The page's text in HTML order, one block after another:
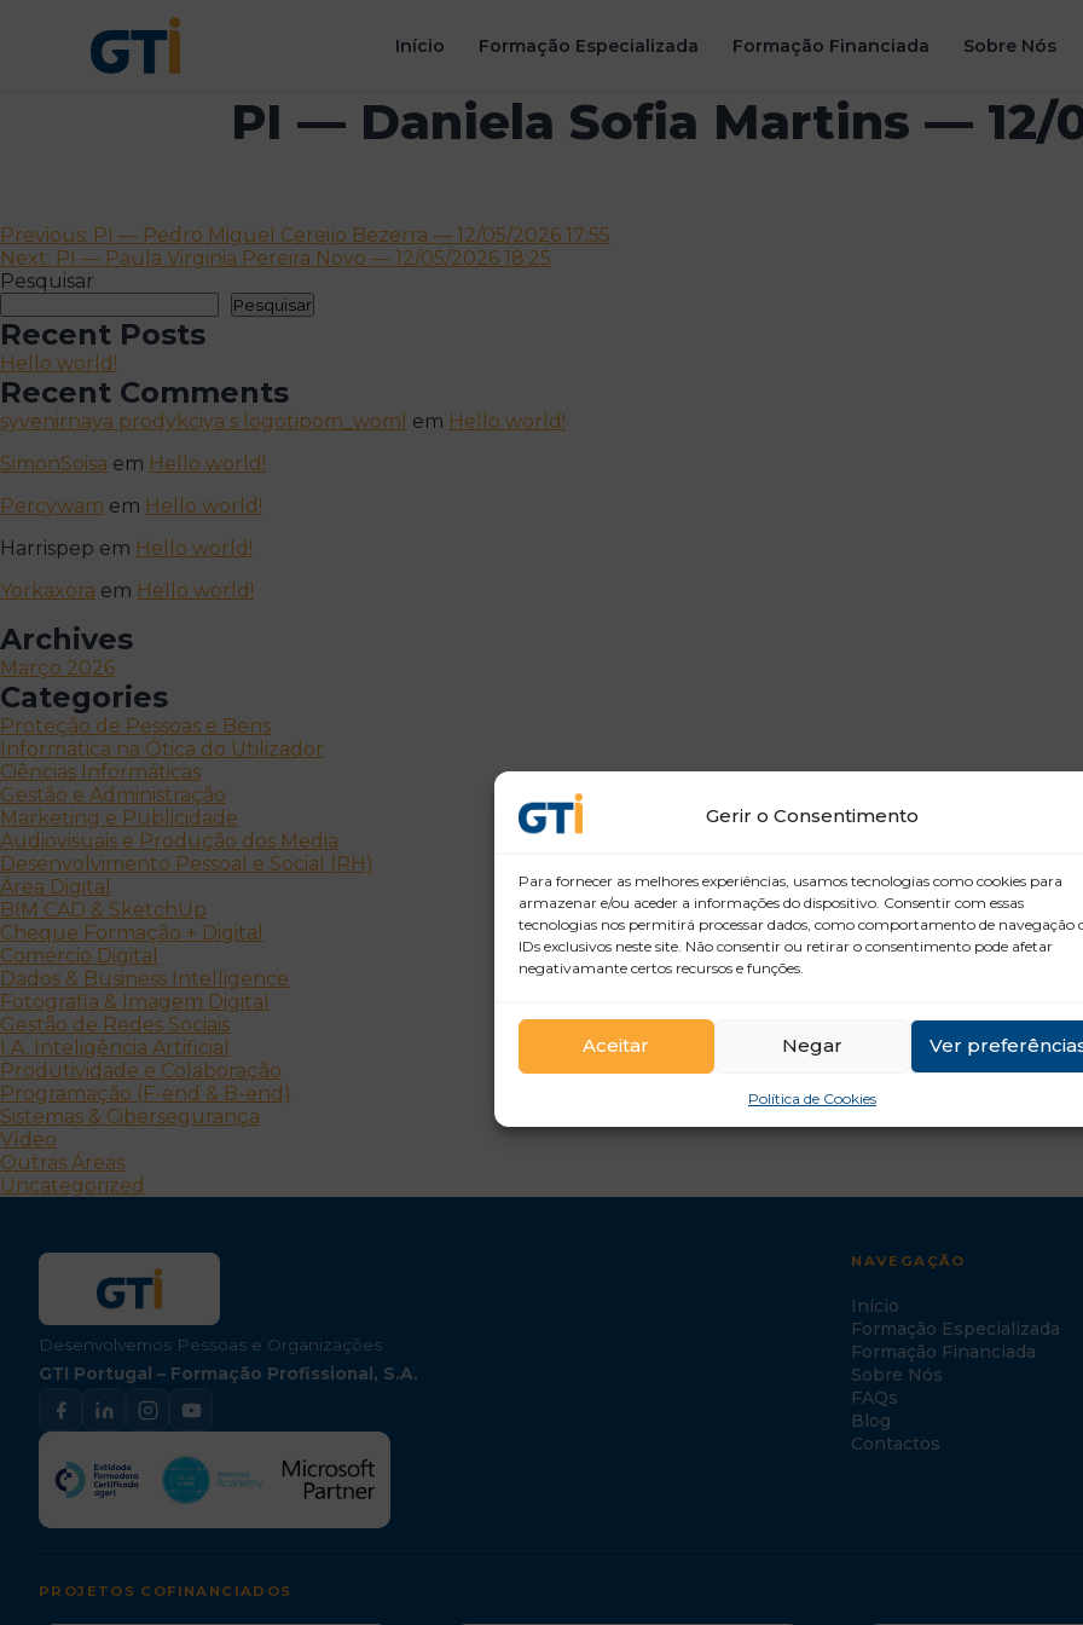
Gerir o Consentimento
Para fornecer as melhores experiências, usamos tecnologias como cookies para
armazenar e/ou aceder a informações do dispositivo. Consentir com essas
tecnologias nos permitirá processar dados, como comportamento de navegação
IDs exclusivos neste site. Não consentir ou retirar o consentimento pode afetar
negativamante certos recursos e funções.
Aceitar Negar Ver
Política de Cookies
Início Formação Especializada Formação Financiada Sobre Nós
PI — Daniela Sofia Martins — 12/
Navegação
de
artigos
Previous: PI — Pedro Miguel Cereijo Bezerra — 12/05/2026 17:55
Next: PI — Paula Virginia Pereira Novo — 12/05/2026 18:25
Pesquisar
Pesquisar
Recent Posts
Hello world!
Recent Comments
syvenirnaya prodykciya s logotipom_woml em Hello world!
SimonSoisa em Hello world!
Percywam em Hello world!
Harrispep em Hello world!
Yorkaxora em Hello world!
Archives
Março 2026
Categories
Proteção de Pessoas e Bens
Informática na Ótica do Utilizador
Ciências Informáticas
Gestão e Administração
Marketing e Publicidade
Audiovisuais e Produção dos Media
Desenvolvimento Pessoal e Social (RH)
Área Digital
BIM CAD & SketchUp
Cheque Formação + Digital
Comércio Digital
Dados & Business Intelligence
Fotografia & Imagem Digital
Gestão de Redes Sociais
I.A. Inteligência Artificial
Produtividade e Colaboração
Programação (F-end & B-end)
Sistemas & Cibersegurança
Vídeo
Outras Áreas
Uncategorized
Desenvolvemos Pessoas e Organizações
GTI Portugal – Formação Profissional, S.A.
NAVEGAÇÃO
Início
Formação Especializada
Formação Financiada
Sobre Nós
FAQs
Blog
Contactos
PROJETOS COFINANCIADOS